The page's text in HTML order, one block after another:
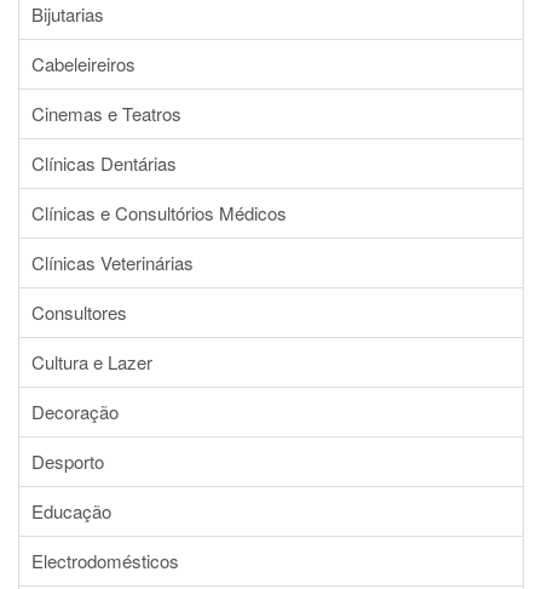
Bijutarias
Cabeleireiros
Cinemas e Teatros
Clínicas Dentárias
Clínicas e Consultórios Médicos
Clínicas Veterinárias
Consultores
Cultura e Lazer
Decoração
Desporto
Educação
Electrodomésticos